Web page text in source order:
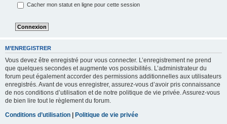
Cacher mon statut en ligne pour cette session
M’ENREGISTRER
Vous devez être enregistré pour vous connecter. L’enregistrement ne prend
que quelques secondes et augmente vos possibilités. L’administrateur du
forum peut également accorder des permissions additionnelles aux utilisateurs
enregistrés. Avant de vous enregistrer, assurez-vous d’avoir pris connaissance
de nos conditions d’utilisation et de notre politique de vie privée. Assurez-vous
de bien lire tout le règlement du forum.
Conditions d’utilisation | Politique de vie privée